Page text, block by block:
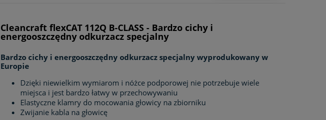
Cleancraft flexCAT 112Q B-CLASS - Bardzo cichy i
energooszczędny odkurzacz specjalny
Bardzo cichy i energooszczędny odkurzacz specjalny wyprodukowany w
Europie
Dzięki niewielkim wymiarom i nóżce podporowej nie potrzebuje wiele
miejsca i jest bardzo łatwy w przechowywaniu
Elastyczne klamry do mocowania głowicy na zbiorniku
Zwijanie kabla na głowicę